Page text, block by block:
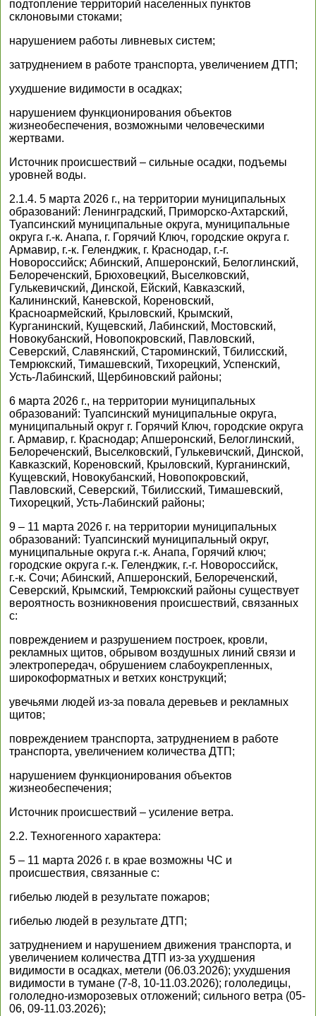
подтопление территорий населенных пунктов
склоновыми стоками;
нарушением работы ливневых систем;
затруднением в работе транспорта, увеличением ДТП;
ухудшение видимости в осадках;
нарушением функционирования объектов
жизнеобеспечения, возможными человеческими
жертвами.
Источник происшествий – сильные осадки, подъемы
уровней воды.
2.1.4. 5 марта 2026 г., на территории муниципальных
образований: Ленинградский, Приморско-Ахтарский,
Туапсинский муниципальные округа, муниципальные
округа г.-к. Анапа, г. Горячий Ключ, городские округа г.
Армавир, г.-к. Геленджик, г. Краснодар, г.-г.
Новороссийск; Абинский, Апшеронский, Белоглинский,
Белореченский, Брюховецкий, Выселковский,
Гулькевичский, Динской, Ейский, Кавказский,
Калининский, Каневской, Кореновский,
Красноармейский, Крыловский, Крымский,
Курганинский, Кущевский, Лабинский, Мостовский,
Новокубанский, Новопокровский, Павловский,
Северский, Славянский, Староминский, Тбилисский,
Темрюкский, Тимашевский, Тихорецкий, Успенский,
Усть-Лабинский, Щербиновский районы;
6 марта 2026 г., на территории муниципальных
образований: Туапсинский муниципальные округа,
муниципальный округ г. Горячий Ключ, городские округа
г. Армавир, г. Краснодар; Апшеронский, Белоглинский,
Белореченский, Выселковский, Гулькевичский, Динской,
Кавказский, Кореновский, Крыловский, Курганинский,
Кущевский, Новокубанский, Новопокровский,
Павловский, Северский, Тбилисский, Тимашевский,
Тихорецкий, Усть-Лабинский районы;
9 – 11 марта 2026 г. на территории муниципальных
образований: Туапсинский муниципальный округ,
муниципальные округа г.-к. Анапа, Горячий ключ;
городские округа г.-к. Геленджик, г.-г. Новороссийск,
г.-к. Сочи; Абинский, Апшеронский, Белореченский,
Северский, Крымский, Темрюкский районы существует
вероятность возникновения происшествий, связанных
с:
повреждением и разрушением построек, кровли,
рекламных щитов, обрывом воздушных линий связи и
электропередач, обрушением слабоукрепленных,
широкоформатных и ветхих конструкций;
увечьями людей из-за повала деревьев и рекламных
щитов;
повреждением транспорта, затруднением в работе
транспорта, увеличением количества ДТП;
нарушением функционирования объектов
жизнеобеспечения;
Источник происшествий – усиление ветра.
2.2. Техногенного характера:
5 – 11 марта 2026 г. в крае возможны ЧС и
происшествия, связанные с:
гибелью людей в результате пожаров;
гибелью людей в результате ДТП;
затруднением и нарушением движения транспорта, и
увеличением количества ДТП из-за ухудшения
видимости в осадках, метели (06.03.2026); ухудшения
видимости в тумане (7-8, 10-11.03.2026); гололедицы,
гололедно-изморозевых отложений; сильного ветра (05-
06, 09-11.03.2026);